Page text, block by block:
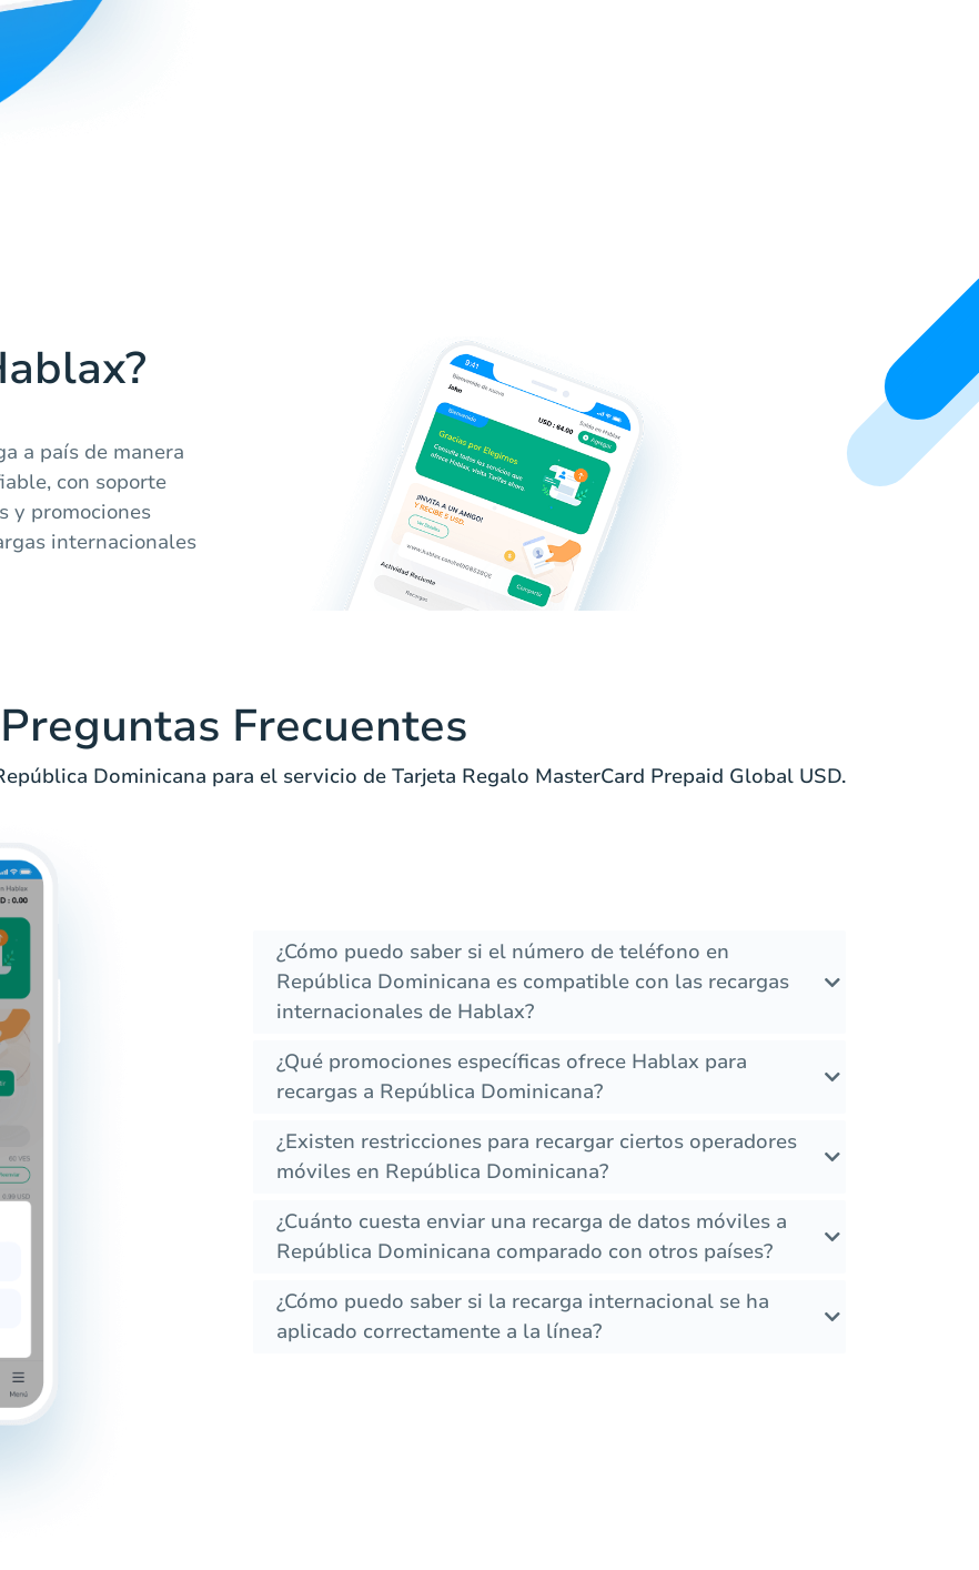
a país de manera
con soporte
y promociones
internacionales
Preguntas Frecuentes
Dominicana para el servicio de Tarjeta Regalo MasterCard Prepaid Global USD.
¿Cómo puedo saber si el número de teléfono en
República Dominicana es compatible con las recargas
internacionales de Hablax?
¿Qué promociones específicas ofrece Hablax para
recargas a República Dominicana?
¿Existen restricciones para recargar ciertos operadores
móviles en República Dominicana?
¿Cuánto cuesta enviar una recarga de datos móviles a
República Dominicana comparado con otros países?
¿Cómo puedo saber si la recarga internacional se ha
aplicado correctamente a la línea?